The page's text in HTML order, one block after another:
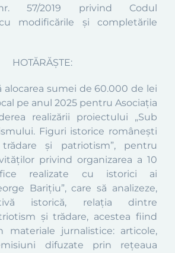
57/2019 privind Codul
modificările și completările
HOTĂRĂŞTE:
alocarea sumei de 60.000 de lei
pe anul 2025 pentru Asociația
realizării proiectului „Sub
Figuri istorice românești
și patriotism”, pentru
privind organizarea a 10
realizate cu istorici ai
Barițiu”, care să analizeze,
istorică, relația dintre
și trădare, acestea fiind
materiale jurnalistice: articole,
difuzate prin rețeaua